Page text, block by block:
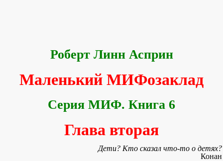
Роберт Линн Асприн
Маленький МИФозаклад
Серия МИФ. Книга 6
Глава вторая
Дети? Кто сказал что-то о детях?
Конан